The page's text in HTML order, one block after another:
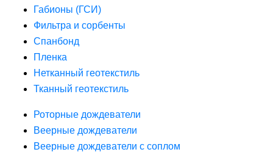
Габионы (ГСИ)
Фильтра и сорбенты
Спанбонд
Пленка
Нетканный геотекстиль
Тканный геотекстиль
Роторные дождеватели
Веерные дождеватели
Веерные дождеватели с соплом